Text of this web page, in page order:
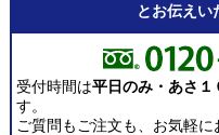
とお伝えい
受付時間は平日のみ・あさ
す。
ご質問もご注文も、お気軽に